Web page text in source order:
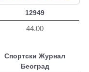
12949
44.00
Спортски Журнал
Београд